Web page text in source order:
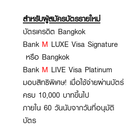
สำหรับผู้สมัครบัตรรายใหม่
บัตรเครดิต Bangkok
Bank M LUXE Visa Signature​
หรือ Bangkok
Bank M LIVE Visa Platinum​
มอบสิทธิพิเศษ! เมื่อใช้จ่ายผ่านบัตร่
ครบ 10,000 บาทขึ้นไป
ภายใน 60 วันนับจากวันที่อนุมัติ
บัตร​